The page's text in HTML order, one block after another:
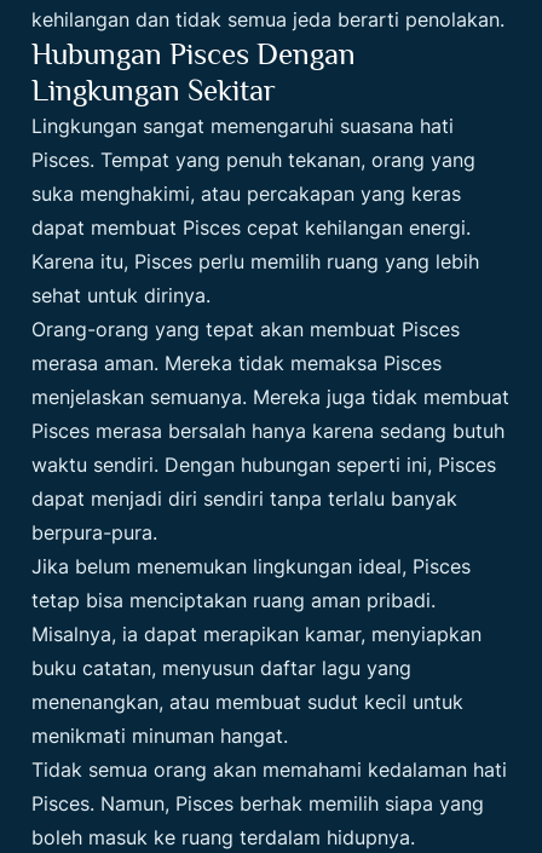
kehilangan dan tidak semua jeda berarti penolakan.
Hubungan Pisces Dengan
Lingkungan Sekitar
Lingkungan sangat memengaruhi suasana hati
Pisces. Tempat yang penuh tekanan, orang yang
suka menghakimi, atau percakapan yang keras
dapat membuat Pisces cepat kehilangan energi.
Karena itu, Pisces perlu memilih ruang yang lebih
sehat untuk dirinya.
Orang-orang yang tepat akan membuat Pisces
merasa aman. Mereka tidak memaksa Pisces
menjelaskan semuanya. Mereka juga tidak membuat
Pisces merasa bersalah hanya karena sedang butuh
waktu sendiri. Dengan hubungan seperti ini, Pisces
dapat menjadi diri sendiri tanpa terlalu banyak
berpura-pura.
Jika belum menemukan lingkungan ideal, Pisces
tetap bisa menciptakan ruang aman pribadi.
Misalnya, ia dapat merapikan kamar, menyiapkan
buku catatan, menyusun daftar lagu yang
menenangkan, atau membuat sudut kecil untuk
menikmati minuman hangat.
Tidak semua orang akan memahami kedalaman hati
Pisces. Namun, Pisces berhak memilih siapa yang
boleh masuk ke ruang terdalam hidupnya.